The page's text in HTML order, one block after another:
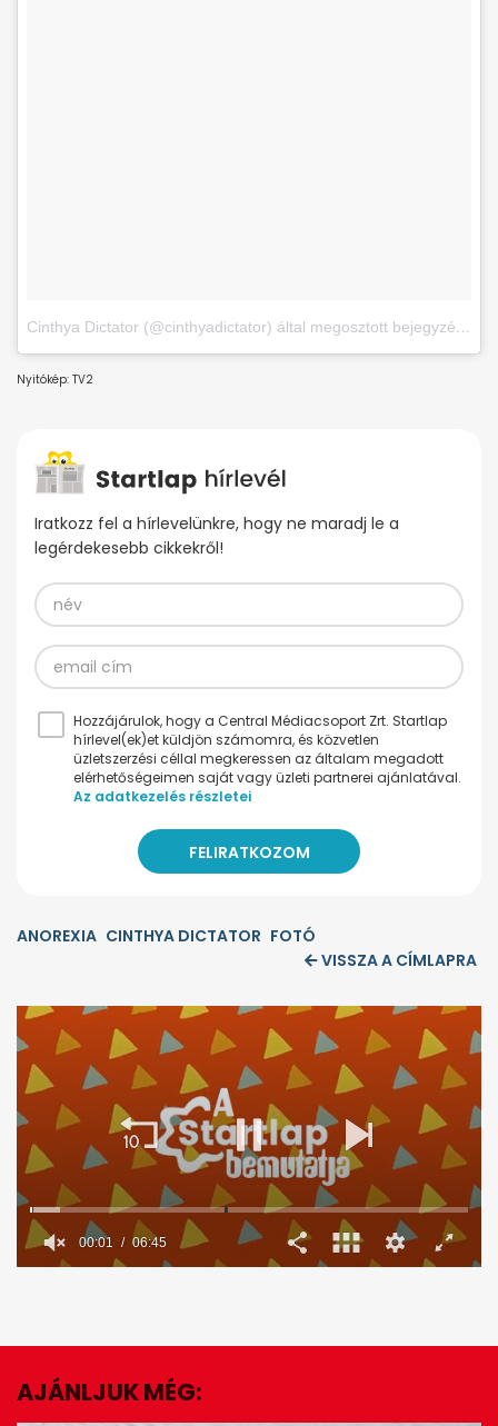
Cinthya Dictator (@cinthyadictator) által megosztott bejegyzés
Nyitókép: TV2
Iratkozz fel a hírlevelünkre, hogy ne maradj le a
legérdekesebb cikkekről!
Hozzájárulok, hogy a Central Médiacsoport Zrt. Startlap
hírlevel(ek)et küldjön számomra, és közvetlen
üzletszerzési céllal megkeressen az általam megadott
elérhetőségeimen saját vagy üzleti partnerei ajánlatával.
Az adatkezelés részletei
ANOREXIA CINTHYA DICTATOR FOTÓ
VISSZA A CÍMLAPRA
minutes,
seconds
00:02 06:45
EZ IS ÉRDEKELHET
AJÁNLJUK MÉG: